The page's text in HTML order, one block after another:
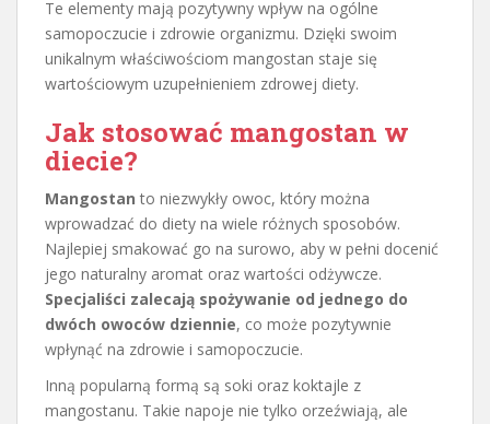
Te elementy mają pozytywny wpływ na ogólne
samopoczucie i zdrowie organizmu. Dzięki swoim
unikalnym właściwościom mangostan staje się
wartościowym uzupełnieniem zdrowej diety.
Jak stosować mangostan w
diecie?
Mangostan to niezwykły owoc, który można
wprowadzać do diety na wiele różnych sposobów.
Najlepiej smakować go na surowo, aby w pełni docenić
jego naturalny aromat oraz wartości odżywcze.
Specjaliści zalecają spożywanie od jednego do
dwóch owoców dziennie, co może pozytywnie
wpłynąć na zdrowie i samopoczucie.
Inną popularną formą są soki oraz koktajle z
mangostanu. Takie napoje nie tylko orzeźwiają, ale